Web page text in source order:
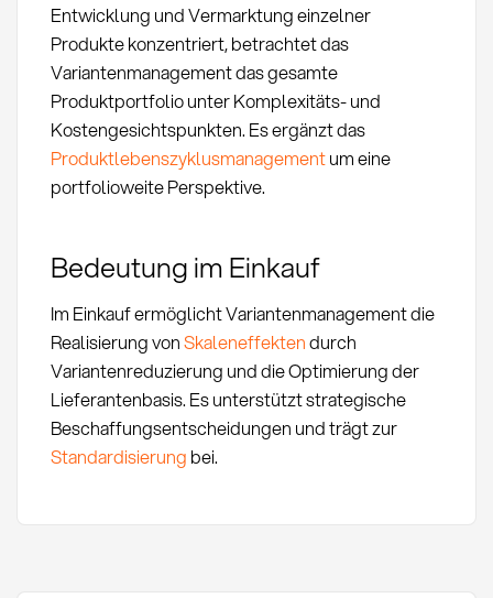
Entwicklung und Vermarktung einzelner
Produkte konzentriert, betrachtet das
Variantenmanagement das gesamte
Produktportfolio unter Komplexitäts- und
Kostengesichtspunkten. Es ergänzt das
Produktlebenszyklusmanagementum eine
portfolioweite Perspektive.
Bedeutung im Einkauf
Im Einkauf ermöglicht Variantenmanagement die
Realisierung vonSkaleneffektendurch
Variantenreduzierung und die Optimierung der
Lieferantenbasis. Es unterstützt strategische
Beschaffungsentscheidungen und trägt zur
Standardisierung bei.